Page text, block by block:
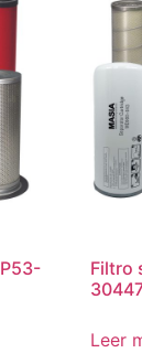
Filtro
Leer